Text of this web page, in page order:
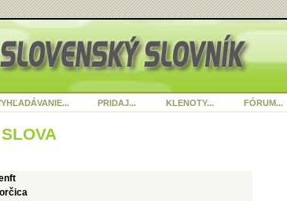
PRIDAJ... KLENOTY... FÓRUM...